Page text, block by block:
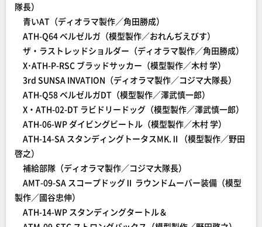
隊長）
青いAT（ディオラマ製作／角田勝成）
ATH-Q64 ベルゼルガ（模型製作／おれんぢえびす）
ザ・ラストレッドショルダー（ディオラマ製作／角田勝成）
X･ATH-P-RSC ブラッドサッカー（模型製作／木村 学）
3rd SUNSA INVATION（ディオラマ製作／コジマ大隊長）
ATH-Q58 ベルゼルガDT（模型製作／澤武慎一郎）
X・ATH-02-DT ラビドリードッグ（模型製作／澤武慎一郎）
ATH-06-WP ダイビングビートル（模型製作／木村 学）
ATH-14-SA スタンディングトータスMK.Ⅱ（模型製作／野田
啓之）
補給部隊（ディオラマ製作／コジマ大隊長）
AMT-09-SA スコープドッグⅡ ラウンドムーバー装備（模型
製作／國谷忠伸）
ATH-14-WP スタンディングタートル＆